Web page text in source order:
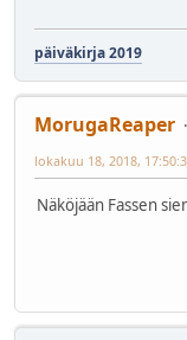
päiväkirja 2019
MorugaReaper
lokakuu 18, 2018,
Näköjään Fassen